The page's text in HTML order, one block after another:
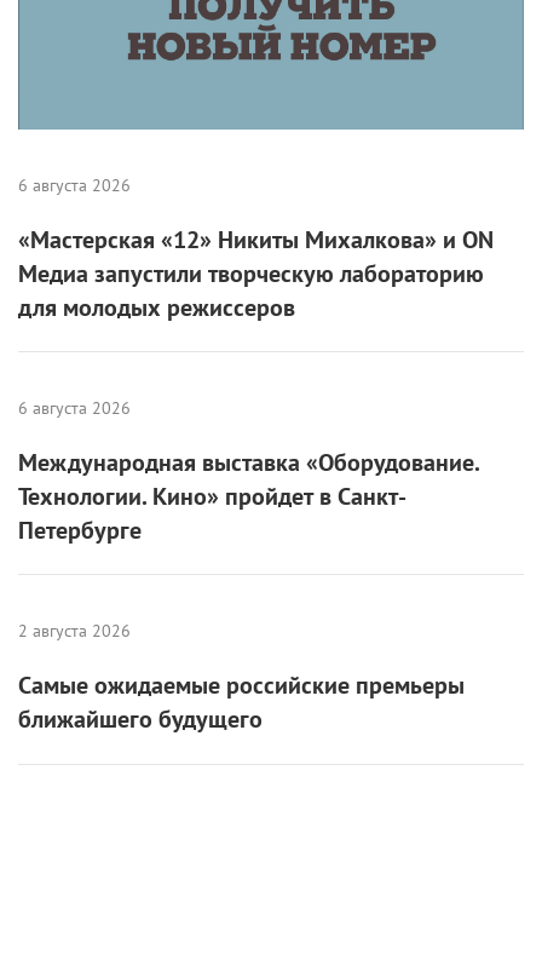
6 августа 2026
«Мастерская «12» Никиты Михалкова» и ON
Медиа запустили творческую лабораторию
для молодых режиссеров
6 августа 2026
Международная выставка «Оборудование.
Технологии. Кино» пройдет в Санкт-
Петербурге
2 августа 2026
Самые ожидаемые российские премьеры
ближайшего будущего